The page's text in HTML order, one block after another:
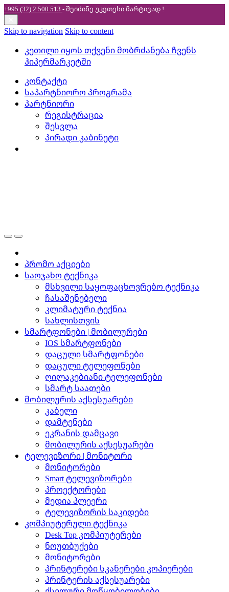
+995 (32) 2 500 513 - შეიძინე უკეთესიმარტივად !
Skip to navigation Skip to content
კეთილი იყოს თქვენი მობრძანება ჩვენს
ჰიპერმარკეტში
კონტაქტი
საპარტნიორო პროგრამა
პარტნიორი
რეგისტრაცია
შესვლა
პირადი კაბინეტი
პრომო აქციები
საოჯახო ტექნიკა
მსხვილი საყოფაცხოვრებო ტექნიკა
ჩასაშენებელი
კლიმატური ტექნია
სახლისთვის
სმარტფონები | მობილურები
IOS სმარტფონები
დაცული სმარტფონები
დაცული ტელეფონები
ღილაკებიანი ტელეფონები
სმარტ საათები
მობილურის აქსესუარები
კაბელი
დამტენები
ეკრანის დამცავი
მობილურის აქსესუარები
ტელევიზორი | მონიტორი
მონიტორები
Smart ტელევიზორები
პროექტორები
მედია პლეერი
ტელევიზორის საკიდები
კომპიუტერული ტექნიკა
Desk Top კომპიუტერები
ნოუთბუქები
მონიტორები
პრინტერები სკანერები კოპიერები
პრინტერის აქსესუარები